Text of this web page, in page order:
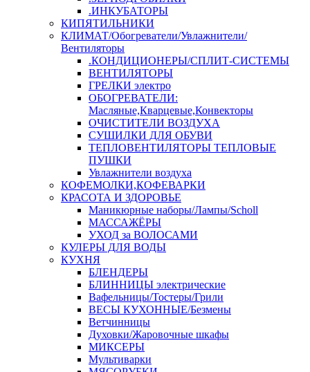
.ИНКУБАТОРЫ
КИПЯТИЛЬНИКИ
КЛИМАТ/Обогреватели/Увлажнители/
Вентиляторы
.КОНДИЦИОНЕРЫ/СПЛИТ-СИСТЕМЫ
ВЕНТИЛЯТОРЫ
ГРЕЛКИ электро
ОБОГРЕВАТЕЛИ:
Масляные,Кварцевые,Конвекторы
ОЧИСТИТЕЛИ ВОЗДУХА
СУШИЛКИ ДЛЯ ОБУВИ
ТЕПЛОВЕНТИЛЯТОРЫ ТЕПЛОВЫЕ
ПУШКИ
Увлажнители воздуха
КОФЕМОЛКИ,КОФЕВАРКИ
КРАСОТА И ЗДОРОВЬЕ
Маникюрные наборы/Лампы/Scholl
МАССАЖЁРЫ
УХОД за ВОЛОСАМИ
КУЛЕРЫ ДЛЯ ВОДЫ
КУХНЯ
БЛЕНДЕРЫ
БЛИННИЦЫ электрические
Вафельницы/Тостеры/Грили
ВЕСЫ КУХОННЫЕ/Безмены
Ветчинницы
Духовки/Жаровочные шкафы
МИКСЕРЫ
Мультиварки